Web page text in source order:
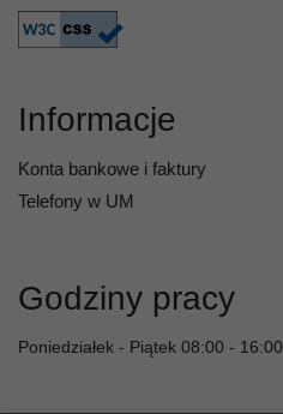
Informacje
Konta bankowe i faktury
Telefony w UM
Godziny pracy
Poniedziałek - Piątek 08:00 - 16:00